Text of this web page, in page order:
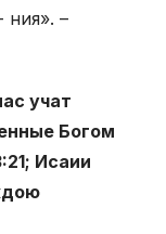
ния». –
учат
Богом
Исаии